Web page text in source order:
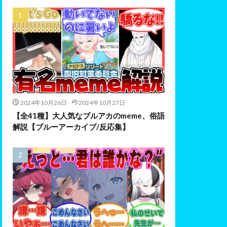
2024年10月26日 2024年10月27日
【全41種】大人気なブルアカのmeme、俗語
解説【ブルーアーカイブ/反応集】